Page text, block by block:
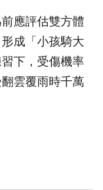
應評估雙方體
成「小孩騎大
下，受傷機率
雲覆雨時千萬